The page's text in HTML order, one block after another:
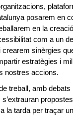
posarem en
en la
com a un
crearem sinèrgies
estratègies i
nostres accions.
treball, amb
la tarda per traçar